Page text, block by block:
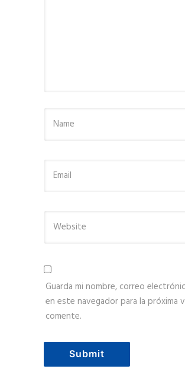
Guarda mi nombre, correo
en este navegador para la próxima
comente.